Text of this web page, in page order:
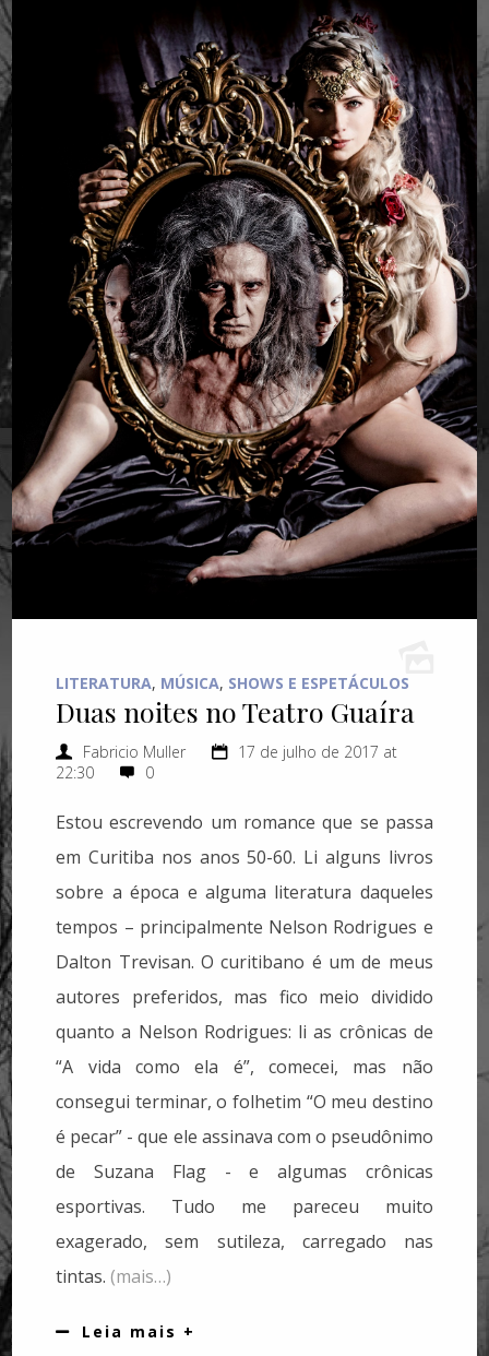
LITERATURA, MÚSICA, SHOWS E ESPETÁCULOS
Duas noites no Teatro Guaíra
Fabricio Muller
17 de julho de 2017 at
22:30
0
Estou escrevendo um romance que se passa
em Curitiba nos anos 50-60. Li alguns livros
sobre a época e alguma literatura daqueles
tempos – principalmente Nelson Rodrigues e
Dalton Trevisan. O curitibano é um de meus
autores preferidos, mas fico meio dividido
quanto a Nelson Rodrigues: li as crônicas de
“A vida como ela é”, comecei, mas não
consegui terminar, o folhetim “O meu destino
é pecar” - que ele assinava com o pseudônimo
de Suzana Flag - e algumas crônicas
esportivas. Tudo me pareceu muito
exagerado, sem sutileza, carregado nas
tintas.(mais…)
Leia mais +